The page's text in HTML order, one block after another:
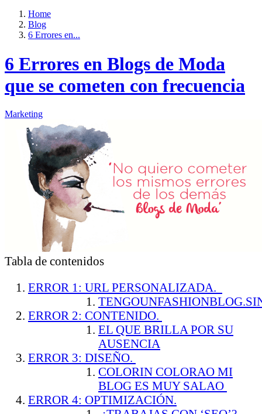
Home
Blog
6 Errores en...
6 Errores en Blogs de Moda
que se cometen con frecuencia
Marketing
Tabla de contenidos
ERROR 1: URL PERSONALIZADA.
ERROR 2: CONTENIDO.
EL QUE BRILLA POR SU
AUSENCIA
ERROR 3: DISEÑO.
COLORIN COLORAO MI
BLOG ES MUY SALAO
ERROR 4: OPTIMIZACIÓN.